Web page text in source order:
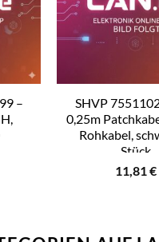
–
SHVP
0,25m
Rohkabel,
Stück
11,81€